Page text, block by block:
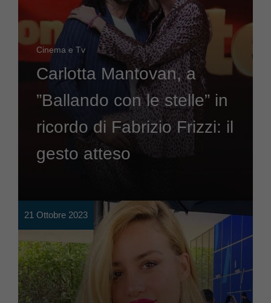
Cinema e Tv
Carlotta Mantovan, a
”Ballando con le stelle” in
ricordo di Fabrizio Frizzi: il
gesto atteso
21 Ottobre 2023